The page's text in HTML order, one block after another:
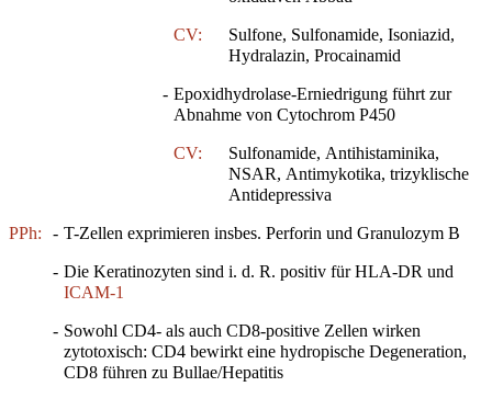
CV:
Sulfone, Sulfonamide, Isoniazid,
Hydralazin, Procainamid
- Epoxidhydrolase-Erniedrigung führt zur
Abnahme von Cytochrom P450
CV:
Sulfonamide, Antihistaminika,
NSAR, Antimykotika, trizyklische
Antidepressiva
PPh: - T-Zellen exprimieren insbes. Perforin und Granulozym B
- Die Keratinozyten sind i. d. R. positiv für HLA-DR und
ICAM-1
- Sowohl CD4- als auch CD8-positive Zellen wirken
zytotoxisch: CD4 bewirkt eine hydropische Degeneration,
CD8 führen zu Bullae/Hepatitis